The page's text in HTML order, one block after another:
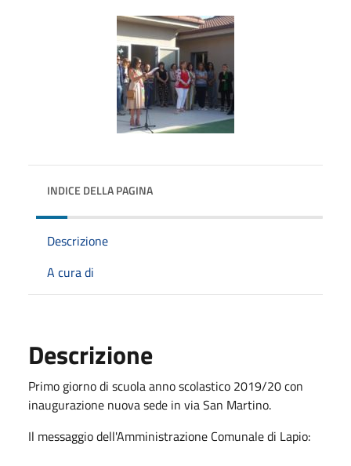
INDICE DELLA PAGINA
Descrizione
A cura di
Descrizione
Primo giorno di scuola anno scolastico 2019/20 con
inaugurazione nuova sede in via San Martino.
Il messaggio dell'Amministrazione Comunale di Lapio: